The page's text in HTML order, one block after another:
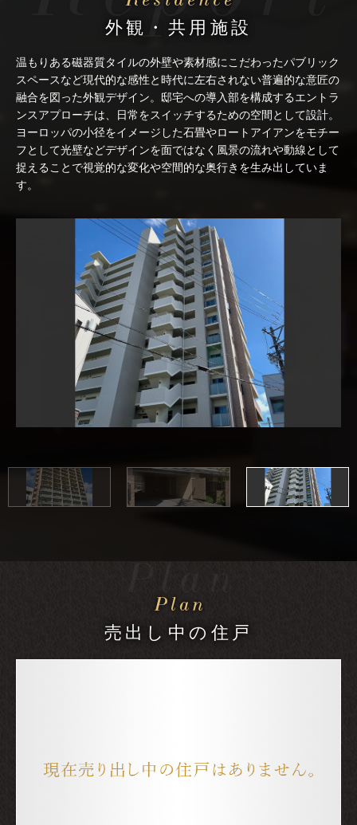
外観・共用施設
温もりある磁器質タイルの外壁や素材感にこだわったパブリック
スペースなど現代的な感性と時代に左右されない普遍的な意匠の
融合を図った外観デザイン。 邸宅への導入部を構成するエントラ
ンスアプローチは、日常をスイッチするための空間として設計。
ヨーロッパの小径をイメージした石畳やロートアイアンをモチー
フとして光壁などデザインを面ではなく風景の流れや動線として
捉えることで視覚的な変化や空間的な奥行きを生み出していま
す。
売出し中の住戸